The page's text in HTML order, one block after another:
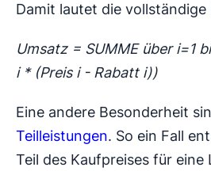
Damit lautet die vollständige
Umsatz = SUMME über i=1
i * (Preis i - Rabatt i))
Eine andere Besonderheit
Teilleistungen. So ein Fall
Teil des Kaufpreises für